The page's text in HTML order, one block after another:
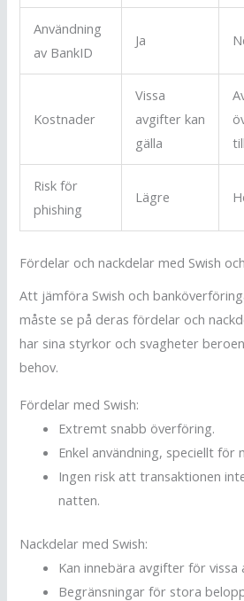
Användning
av BankID
Ja
Kostnader
Vissa
avgifter kan
gälla
Risk för
phishing
Lägre
Fördelar och nackdelar med Swish
Att jämföra Swish och
måste se på deras fördelar och
har sina styrkor och svagheter
behov.
Fördelar med Swish:
Extremt snabb överföring.
Enkel användning, speciellt för
Ingen risk att transaktionen
natten.
Nackdelar med Swish:
Kan innebära avgifter för vissa
Begränsningar för stora